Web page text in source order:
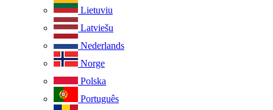
Lietuviu
Latviešu
Nederlands
Norge
Polska
Português